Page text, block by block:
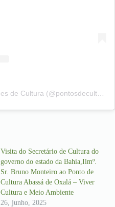
Visita do Secretário de Cultura do
governo do estado da Bahia,Ilmº.
Sr. Bruno Monteiro ao Ponto de
Cultura Abassá de Oxalá – Viver
Cultura e Meio Ambiente
26, junho, 2025